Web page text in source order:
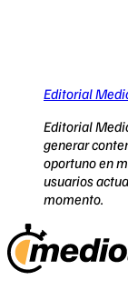
Editorial
Editorial
generar
oportuno en
usuarios
momento.